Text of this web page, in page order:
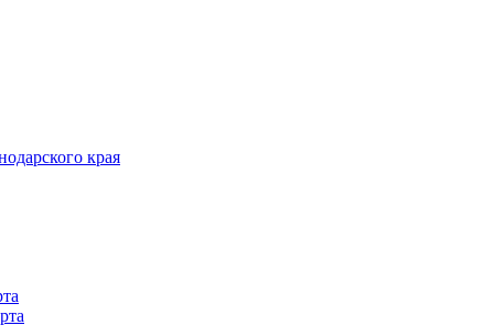
края